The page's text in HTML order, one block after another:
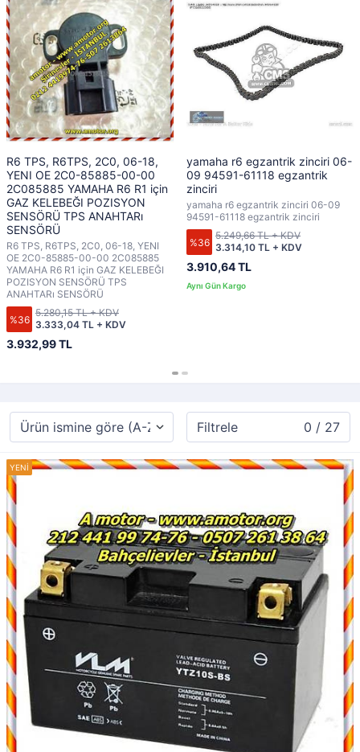
R6 TPS, R6TPS, 2C0, 06-18,
YENI OE 2C0-85885-00-00
2C085885 YAMAHA R6 R1 için
GAZ KELEBEĞI POZISYON
SENSÖRÜ TPS ANAHTARı
SENSÖRÜ
R6 TPS, R6TPS, 2C0, 06-18, YENI
OE 2C0-85885-00-00 2C085885
YAMAHA R6 R1 için GAZ KELEBEĞI
POZISYON SENSÖRÜ TPS
ANAHTARı SENSÖRÜ
%36
3.932,99 TL
3.333,04 TL + KDV
5.280,15 TL + KDV
yamaha r6 egzantrik zinciri 06-
09 94591-61118 egzantrik
zinciri
yamaha r6 egzantrik zinciri 06-09
94591-61118 egzantrik zinciri
%36
3.910,64 TL
3.314,10 TL + KDV
5.249,66 TL + KDV
Filtrele 0 / 27